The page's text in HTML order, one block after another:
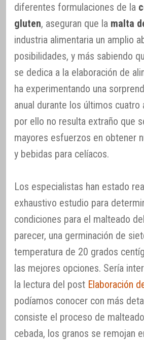
diferentes formulaciones de la
gluten, aseguran que la malta
industria alimentaria un amplio
posibilidades, y más sabiendo
se dedica a la elaboración de
ha experimentando una
anual durante los últimos cuatro
por ello no resulta extraño que
mayores esfuerzos en obtener
y bebidas para celíacos.
Los especialistas han estado
exhaustivo estudio para
condiciones para el malteado
parecer, una germinación de
temperatura de 20 grados
las mejores opciones. Sería
la lectura del post Elaboración
podíamos conocer con más
consiste el proceso de
cebada, los granos se remojan